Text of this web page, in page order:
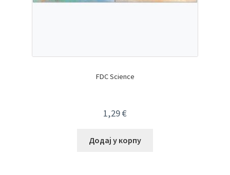
FDC Science
1,29€
Додај у корпу